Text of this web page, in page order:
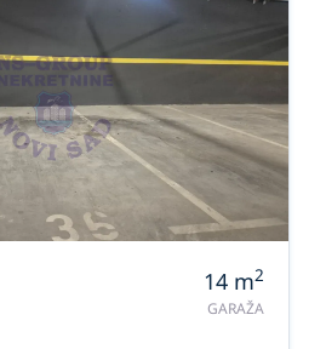
14 m2
GARAŽA